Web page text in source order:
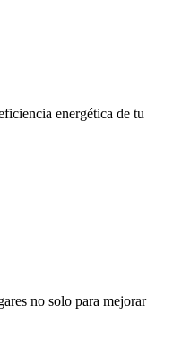
energética de tu
no solo para mejorar